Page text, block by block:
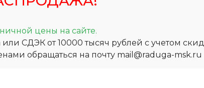
цены на сайте.
СДЭК от 10000 тысяч рублей с учетом
обращаться на почту mail@raduga-msk.ru